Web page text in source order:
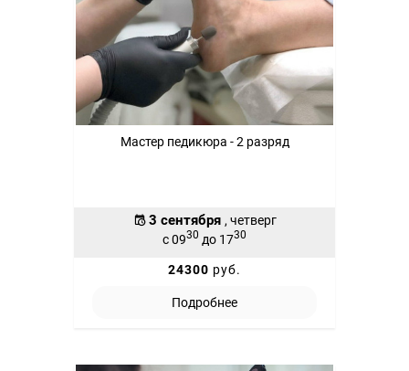
Мастер педикюра - 2 разряд
3 сентября , четверг
с 0930 до 1730
24300 руб.
Подробнее